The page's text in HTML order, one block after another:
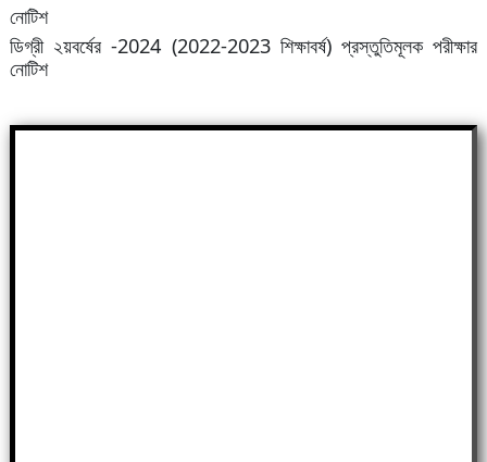
নোটিশ
ডিগ্রী ২য়বর্ষের -2024 (2022-2023 শিক্ষাবর্ষ) প্রস্তুতিমূলক পরীক্ষার
নোটিশ